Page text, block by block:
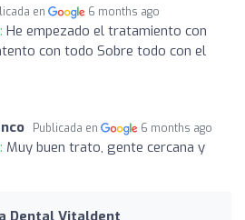
en 6 months ago
He empezado el tratamiento con
con todo Sobre todo con el
Publicada en 6 months ago
Muy buen trato, gente cercana y
Dental Vitaldent